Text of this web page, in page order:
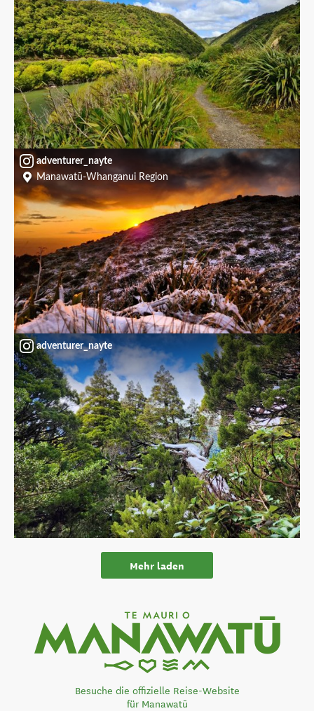
adventurer_nayte
Manawatū-Whanganui Region
adventurer_nayte
Mehr laden
Besuche die offizielle Reise-Website
für Manawatū